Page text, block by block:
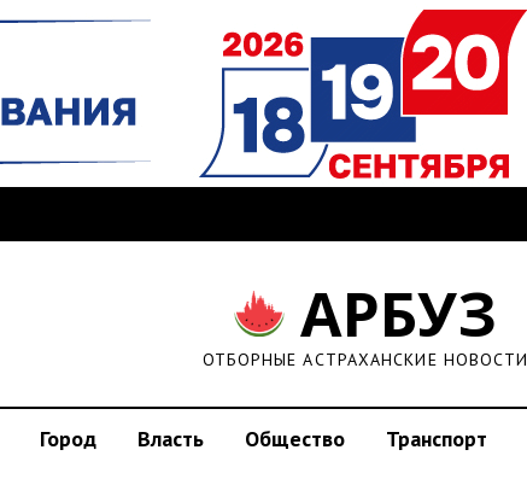
АРБУЗ
ОТБОРНЫЕ АСТРАХАНСКИЕ НОВОСТИ
Город Власть Общество Транспорт